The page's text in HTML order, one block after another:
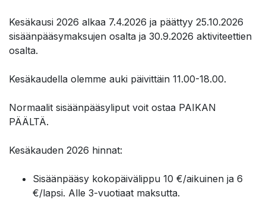
Kesäkausi 2026 alkaa 7.4.2026 ja päättyy 25.10.2026
sisäänpääsymaksujen osalta ja 30.9.2026 aktiviteettien
osalta.
Kesäkaudella olemme auki päivittäin 11.00-18.00.
Normaalit sisäänpääsyliput voit ostaa PAIKAN
PÄÄLTÄ.
Kesäkauden 2026 hinnat:
Sisäänpääsy kokopäivälippu 10 €/aikuinen ja 6
€/lapsi. Alle 3-vuotiaat maksutta.